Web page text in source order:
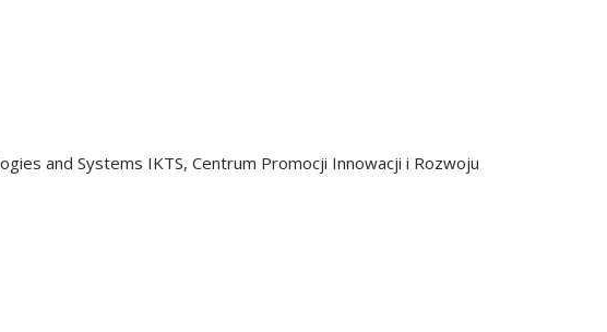
and Systems IKTS, Centrum Promocji Innowacji i Rozwoju